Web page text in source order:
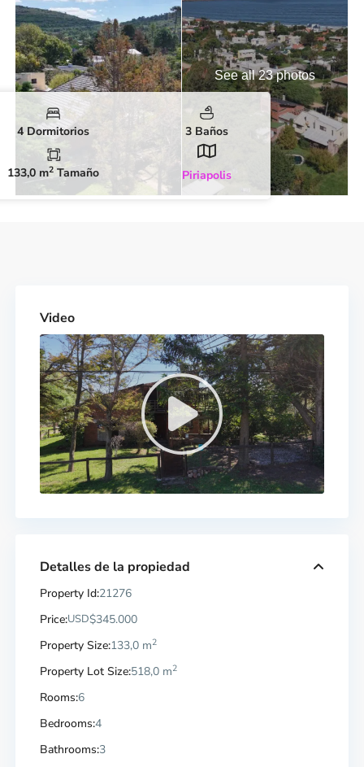
See all 23 photos
4 Dormitorios 3 Baños
133,0 m2Tamaño Piriapolis
Video
Detalles de la propiedad
Property Id:21276
Price:USD$345.000
Property Size:133,0 m2
Property Lot Size:518,0 m2
Rooms:6
Bedrooms:4
Bathrooms:3